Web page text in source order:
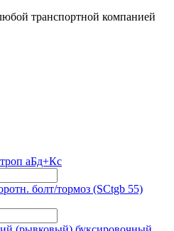
транспортной компанией
аБд+Кс
болт/тормоз (SCtgb 55)